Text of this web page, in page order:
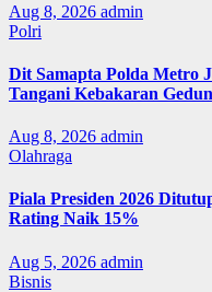
Aug 8, 2026 admin
Polri
Dit Samapta Polda Metro
Tangani Kebakaran
Aug 8, 2026 admin
Olahraga
Piala Presiden 2026
Rating Naik 15%
Aug 5, 2026 admin
Bisnis